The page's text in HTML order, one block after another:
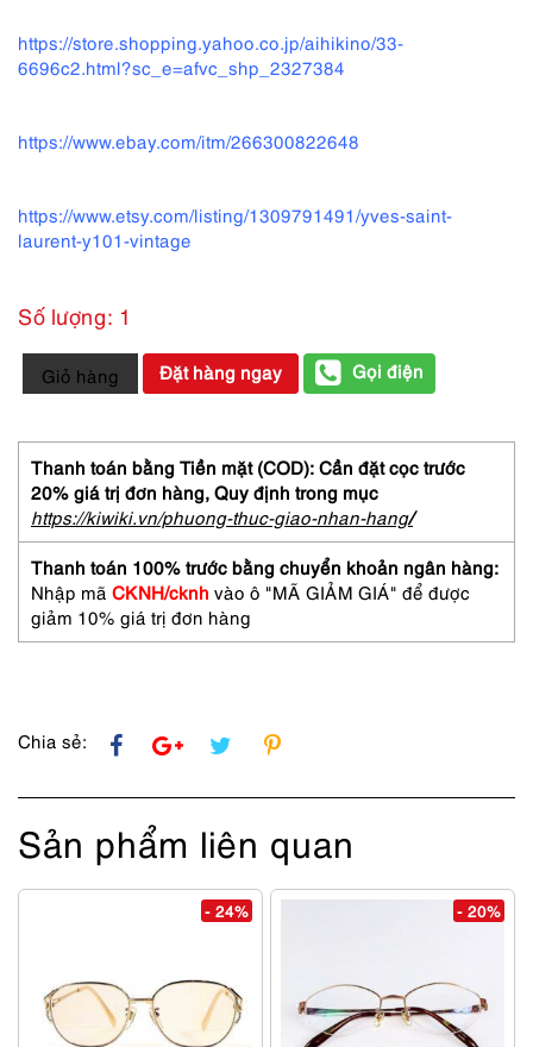
https://store.shopping.yahoo.co.jp/aihikino/33-
6696c2.html?sc_e=afvc_shp_2327384
https://www.ebay.com/itm/266300822648
https://www.etsy.com/listing/1309791491/yves-saint-
laurent-y101-vintage
Số lượng: 1
5856-
Gọng
nữ-
Khá
mới-
YVES
SAINT
LAURENT
30-
4684
rimless
lượng
Giỏ hàng Đặt hàng ngay Gọi điện
Thanh toán bằng Tiền mặt (COD): Cần đặt cọc trước
20% giá trị đơn hàng, Quy định trong mục
https://kiwiki.vn/phuong-thuc-giao-nhan-hang/
Thanh toán 100% trước bằng chuyển khoản ngân hàng:
Nhập mã CKNH/cknh vào ô "MÃ GIẢM GIÁ" để được
giảm 10% giá trị đơn hàng
Chia sẻ:
Sản phẩm liên quan
- 24% - 20%